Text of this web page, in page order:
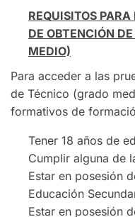
REQUISITOS
DE OBTENCIÓN
MEDIO)
Para acceder a las
de Técnico (grado
formativos de
Tener 18 años de
Cumplir alguna de
Estar en posesión
Educación
Estar en posesión